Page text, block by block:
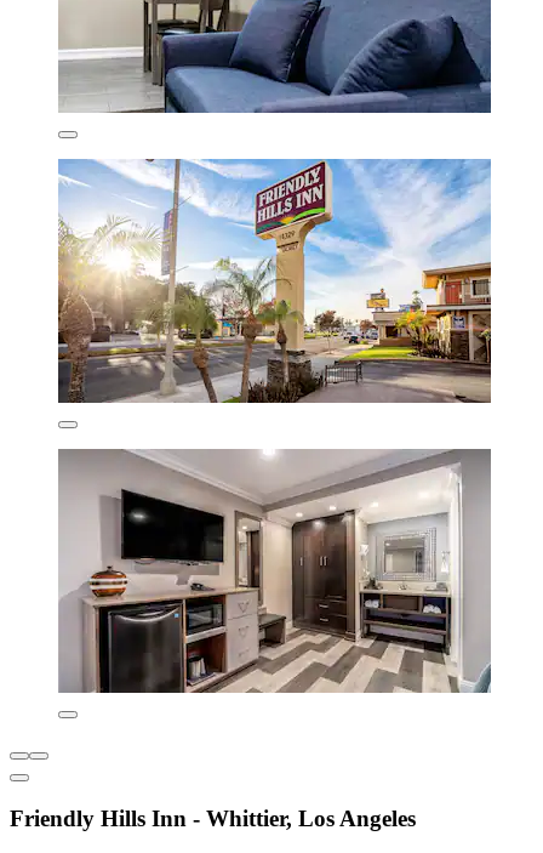
Friendly Hills Inn - Whittier, Los Angeles